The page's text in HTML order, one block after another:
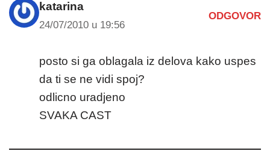
katarina
24/07/2010 u 19:56
ODGOVOR
posto si ga oblagala iz delova kako uspes
da ti se ne vidi spoj?
odlicno uradjeno
SVAKA CAST